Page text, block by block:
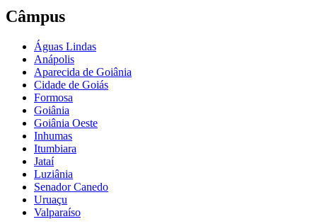
Câmpus
Águas Lindas
Anápolis
Aparecida de Goiânia
Cidade de Goiás
Formosa
Goiânia
Goiânia Oeste
Inhumas
Itumbiara
Jataí
Luziânia
Senador Canedo
Uruaçu
Valparaíso